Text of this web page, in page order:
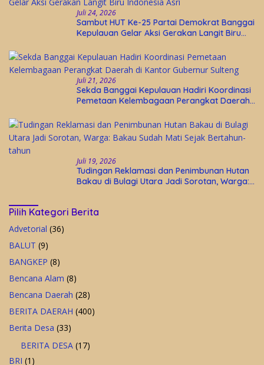
Juli 24, 2026
Sambut HUT Ke-25 Partai Demokrat Banggai
Kepulauan Gelar Aksi Gerakan Langit Biru
Juli 21, 2026
Sekda Banggai Kepulauan Hadiri Koordinasi
Pemetaan Kelembagaan Perangkat Daerah
Juli 19, 2026
Tudingan Reklamasi dan Penimbunan Hutan
Bakau di Bulagi Utara Jadi Sorotan, Warga:
Pilih Kategori Berita
Advetorial (36)
BALUT (9)
BANGKEP (8)
Bencana Alam (8)
Bencana Daerah (28)
BERITA DAERAH (400)
Berita Desa (33)
BERITA DESA (17)
BRI (1)